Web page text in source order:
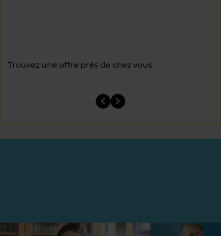
Trouvez une offre près de chez vous